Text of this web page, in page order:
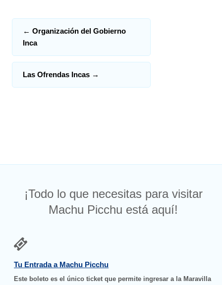
← Organización del Gobierno
Inca
Las Ofrendas Incas →
¡Todo lo que necesitas para visitar
Machu Picchu está aquí!
Tu Entrada a Machu Picchu
Este boleto es el único ticket que permite ingresar a la Maravilla